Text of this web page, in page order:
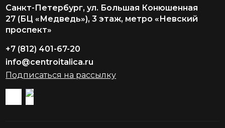
Санкт-Петербург, ул. Большая Конюшенная
27 (БЦ «Медведь»), 3 этаж, метро «Невский
проспект»
+7 (812) 401-67-20
info@centroitalica.ru
Подписаться на рассылку